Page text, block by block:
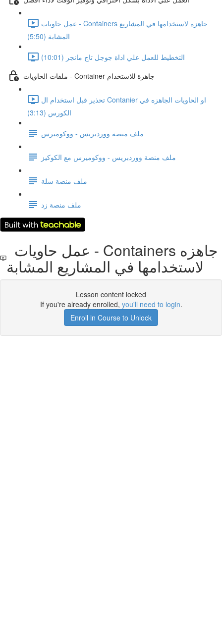
عمل حاويات - Containers جاهزه لاستخدامها في المشاريع
المشابة (5:50)
التخطيط للعمل علي اداة جوجل تاج مانجر (10:01)
ملفات الحاويات - Container جاهزة للاستخدام
تحذير قبل استخدام ال Contanier او الحاويات الجاهزه في
الكورس (3:13)
ملف منصة ووردبريس - ووكوميرس
ملف منصة ووردبريس - ووكوميرس مع الكوكيز
ملف منصة سلة
ملف منصة زد
عمل حاويات - Containers جاهزه
لاستخدامها في المشاريع المشابة
Lesson content locked
If you're already enrolled, you'll need to login.
Enroll in Course to Unlock